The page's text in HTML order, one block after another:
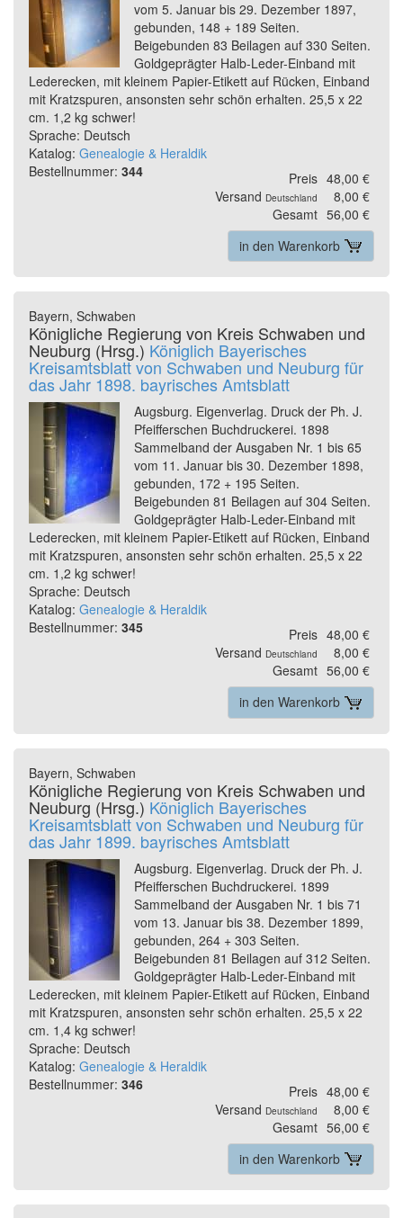
vom 5. Januar bis 29. Dezember 1897,
gebunden, 148 + 189 Seiten.
Beigebunden 83 Beilagen auf 330 Seiten.
Goldgeprägter Halb-Leder-Einband mit
Lederecken, mit kleinem Papier-Etikett auf Rücken, Einband
mit Kratzspuren, ansonsten sehr schön erhalten. 25,5 x 22
cm. 1,2 kg schwer!
Sprache: Deutsch
Katalog: Genealogie & Heraldik
Bestellnummer: 344 Preis 48,00 €
Versand Deutschland
8,00 €
Gesamt 56,00 €
in den Warenkorb
Bayern, Schwaben
Königliche Regierung von Kreis Schwaben und
Neuburg (Hrsg.) Königlich Bayerisches
Kreisamtsblatt von Schwaben und Neuburg für
das Jahr 1898. bayrisches Amtsblatt
Augsburg. Eigenverlag. Druck der Ph. J.
Pfeifferschen Buchdruckerei. 1898
Sammelband der Ausgaben Nr. 1 bis 65
vom 11. Januar bis 30. Dezember 1898,
gebunden, 172 + 195 Seiten.
Beigebunden 81 Beilagen auf 304 Seiten.
Goldgeprägter Halb-Leder-Einband mit
Lederecken, mit kleinem Papier-Etikett auf Rücken, Einband
mit Kratzspuren, ansonsten sehr schön erhalten. 25,5 x 22
cm. 1,2 kg schwer!
Sprache: Deutsch
Katalog: Genealogie & Heraldik
Bestellnummer: 345 Preis 48,00 €
Versand Deutschland
8,00 €
Gesamt 56,00 €
in den Warenkorb
Bayern, Schwaben
Königliche Regierung von Kreis Schwaben und
Neuburg (Hrsg.) Königlich Bayerisches
Kreisamtsblatt von Schwaben und Neuburg für
das Jahr 1899. bayrisches Amtsblatt
Augsburg. Eigenverlag. Druck der Ph. J.
Pfeifferschen Buchdruckerei. 1899
Sammelband der Ausgaben Nr. 1 bis 71
vom 13. Januar bis 38. Dezember 1899,
gebunden, 264 + 303 Seiten.
Beigebunden 81 Beilagen auf 312 Seiten.
Goldgeprägter Halb-Leder-Einband mit
Lederecken, mit kleinem Papier-Etikett auf Rücken, Einband
mit Kratzspuren, ansonsten sehr schön erhalten. 25,5 x 22
cm. 1,4 kg schwer!
Sprache: Deutsch
Katalog: Genealogie & Heraldik
Bestellnummer: 346 Preis 48,00 €
Versand Deutschland
8,00 €
Gesamt 56,00 €
in den Warenkorb